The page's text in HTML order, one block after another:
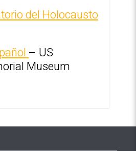
del Holocausto
– US
Museum